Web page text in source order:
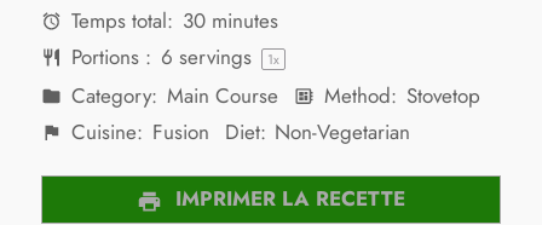
Temps total: 30 minutes
Portions : 6 servings 1x
Category: Main Course Method: Stovetop
Cuisine: Fusion Diet: Non-Vegetarian
IMPRIMER LA RECETTE